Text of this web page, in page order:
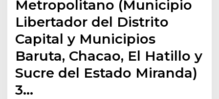
Metropolitano (Municipio
Libertador del Distrito
Capital y Municipios
Baruta, Chacao, El Hatillo y
Sucre del Estado Miranda)
3…